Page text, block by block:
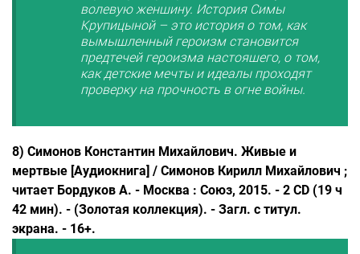
волевую женщину. История Симы
Крупицыной – это история о том, как
вымышленный героизм становится
предтечей героизма настоящего, о том,
как детские мечты и идеалы проходят
проверку на прочность в огне войны.
8) Симонов Константин Михайлович. Живые и
мертвые [Аудиокнига] / Симонов Кирилл Михайлович ;
читает Бордуков А. - Москва : Союз, 2015. - 2 CD (19 ч
42 мин). - (Золотая коллекция). - Загл. с титул.
экрана. - 16+.